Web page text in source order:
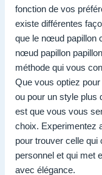
fonction de vos
existe différentes
que le nœud papillon
nœud papillon
méthode qui vous
Que vous optiez
ou pour un style plus
est que vous vous
choix. Experimentez
pour trouver celle
personnel et qui met
avec élégance.